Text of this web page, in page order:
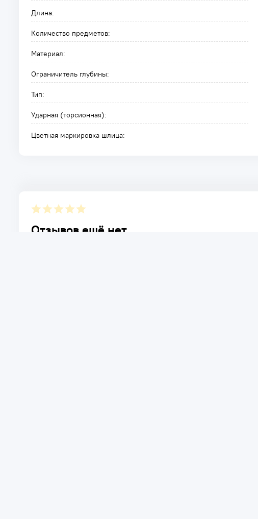
Длина:
Количество предметов:
Материал:
Ограничитель глубины:
Тип:
Ударная (торсионная):
Цветная маркировка шлица:
Отзывов ещё нет.